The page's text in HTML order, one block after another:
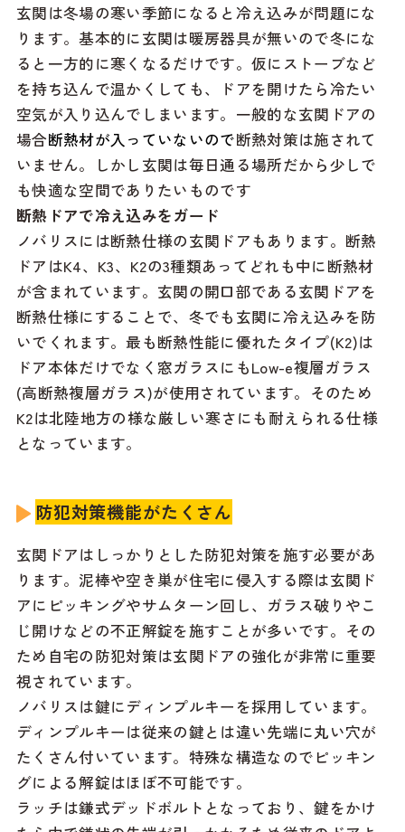
玄関は冬場の寒い季節になると冷え込みが問題にな
ります。基本的に玄関は暖房器具が無いので冬にな
ると一方的に寒くなるだけです。仮にストーブなど
を持ち込んで温かくしても、ドアを開けたら冷たい
空気が入り込んでしまいます。一般的な玄関ドアの
場合断熱材が入っていないので断熱対策は施されて
いません。しかし玄関は毎日通る場所だから少しで
も快適な空間でありたいものです
断熱ドアで冷え込みをガード
ノバリスには断熱仕様の玄関ドアもあります。断熱
ドアはK4、K3、K2の3種類あってどれも中に断熱材
が含まれています。玄関の開口部である玄関ドアを
断熱仕様にすることで、冬でも玄関に冷え込みを防
いでくれます。最も断熱性能に優れたタイプ(K2)は
ドア本体だけでなく窓ガラスにもLow-e複層ガラス
(高断熱複層ガラス)が使用されています。そのため
K2は北陸地方の様な厳しい寒さにも耐えられる仕様
となっています。
防犯対策機能がたくさん
玄関ドアはしっかりとした防犯対策を施す必要があ
ります。泥棒や空き巣が住宅に侵入する際は玄関ド
アにピッキングやサムターン回し、ガラス破りやこ
じ開けなどの不正解錠を施すことが多いです。その
ため自宅の防犯対策は玄関ドアの強化が非常に重要
視されています。
ノバリスは鍵にディンプルキーを採用しています。
ディンプルキーは従来の鍵とは違い先端に丸い穴が
たくさん付いています。特殊な構造なのでピッキン
グによる解錠はほぼ不可能です。
ラッチは鎌式デッドボルトとなっており、鍵をかけ